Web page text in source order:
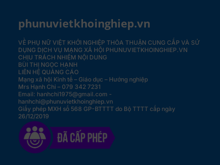
phunuvietkhoinghiep.vn
VỀ PHỤ NỮ VIỆT KHỞI NGHIỆPTHỎA THUẬN CUNG CẤP VÀ SỬ
DỤNG DỊCH VỤ MẠNG XÃ HỘI PHUNUVIETKHOINGHIEP.VN
CHỊU TRÁCH NHIỆM NỘI DUNG
BÙI THỊ NGỌC HẠNH
LIÊN HỆ QUẢNG CÁO
Mạng xã hội Kinh tế – Giáo dục – Hướng nghiệp
Mrs Hạnh Chi – 079 342 7231
Email: hanhchi1975@gmail.com -
hanhchi@phunuvietkhoinghiep.vn
Giấy phép MXH số 568 GP-BTTTT do Bộ TTTT cấp ngày
26/12/2019